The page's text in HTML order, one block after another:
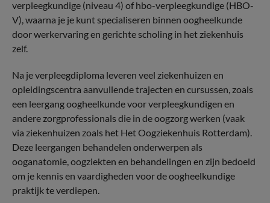
verpleegkundige (niveau 4) of hbo-verpleegkundige (HBO-
V), waarna je je kunt specialiseren binnen oogheelkunde
door werkervaring en gerichte scholing in het ziekenhuis
zelf.
Na je verpleegdiploma leveren veel ziekenhuizen en
opleidingscentra aanvullende trajecten en cursussen, zoals
een leergang oogheelkunde voor verpleegkundigen en
andere zorgprofessionals die in de oogzorg werken (vaak
via ziekenhuizen zoals het ­Het Oogziekenhuis Rotterdam).
Deze leergangen behandelen onderwerpen als
ooganatomie, oogziekten en behandelingen en zijn bedoeld
om je kennis en vaardigheden voor de oogheelkundige
praktijk te verdiepen.